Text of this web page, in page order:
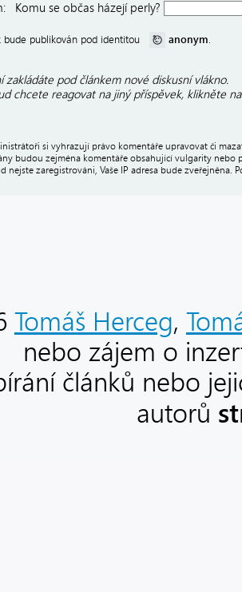
Komu se občas házejí perly?
bude publikován pod identitou anonym.
zakládáte pod článkem nové diskusní vlákno.
chcete reagovat na jiný příspěvek, klikněte
si vyhrazují právo komentáře upravovat či
budou zejména komentáře obsahující vulgarity nebo
nejste zaregistrováni, Vaše IP adresa bude
Tomáš Herceg,
nebo zájem o
článků nebo
autorů